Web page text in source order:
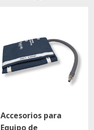
Accesorios para
Equipo de